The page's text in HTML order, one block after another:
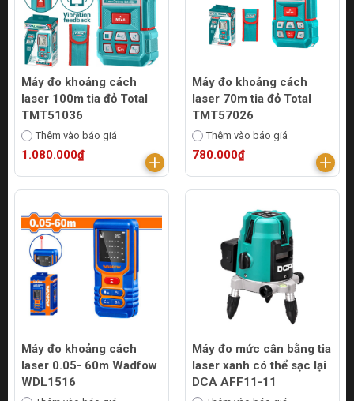
Máy đo khoảng cách
laser 100m tia đỏ Total
TMT51036
Thêm vào báo giá
1.080.000₫
Máy đo khoảng cách
laser 70m tia đỏ Total
TMT57026
Thêm vào báo giá
780.000₫
Máy đo khoảng cách
laser 0.05- 60m Wadfow
WDL1516
Máy đo mức cân bằng tia
laser xanh có thể sạc lại
DCA AFF11-11